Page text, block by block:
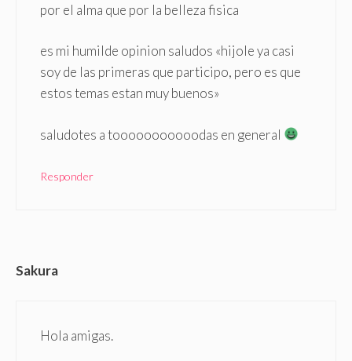
por el alma que por la belleza fisica
es mi humilde opinion saludos «hijole ya casi
soy de las primeras que participo, pero es que
estos temas estan muy buenos»
saludotes a tooooooooooodas en general
Responder
Sakura
Hola amigas.